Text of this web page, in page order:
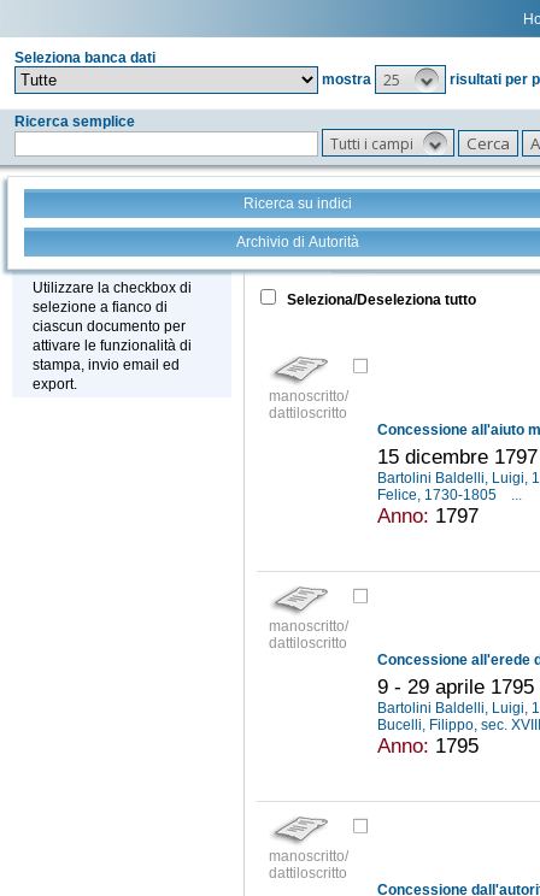
Seleziona banca dati
mostra
25 risultati per
Ricerca semplice
Tutti i campi
Ricerca su indici
Archivio di Autorità
Stampa - Email - Export
Utilizzare la checkbox di
selezione a fianco di
ciascun documento per
attivare le funzionalità di
stampa, invio email ed
export.
Tutto +
Seleziona/Deseleziona tutto
manoscritto/
dattiloscritto
15 dicembre
Bartolini Baldelli, Luigi,
Felice, 1730-1805
...
Anno: 1797
manoscritto/
dattiloscritto
9 - 29 aprile 1795
Bartolini Baldelli, Luigi,
Bucelli, Filippo, sec.
Anno: 1795
manoscritto/
dattiloscritto